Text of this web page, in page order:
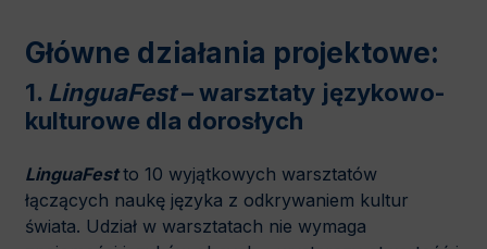
Główne działania projektowe:
1. LinguaFest–warsztaty językowo-
kulturowe dla dorosłych
LinguaFestto 10 wyjątkowych warsztatów
łączących naukę języka z odkrywaniem kultur
świata. Udział w warsztatach nie wymaga